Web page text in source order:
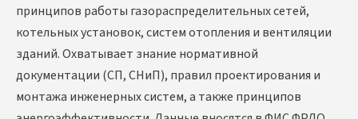
принципов работы газораспределительных сетей,
котельных установок, систем отопления и вентиляции
зданий. Охватывает знание нормативной
документации (СП, СНиП), правил проектирования и
монтажа инженерных систем, а также принципов